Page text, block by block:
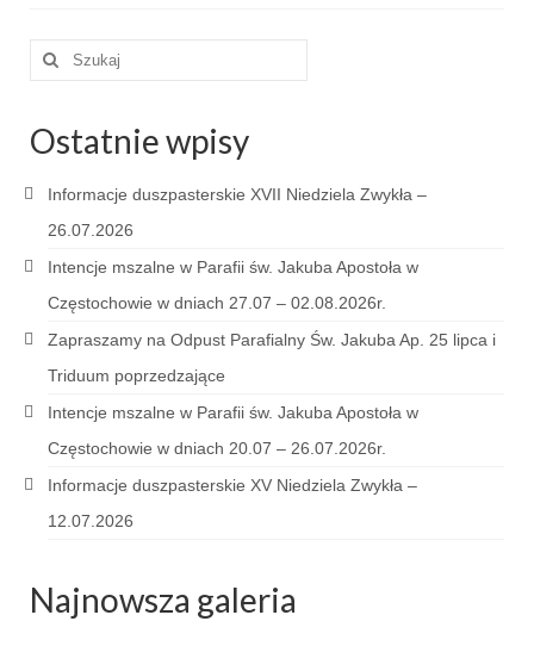
Pracownicy
e-Katolik
Nabożeństwa różne
Pogrzeb katolicki
Sakrament chrztu
Sakrament eucharystii
Sakrament pojednania
Sakrament kapłaństwa
Szuklaj
Ostatnie wpisy
Informacje duszpasterskie XVII Niedziela Zwykła –
26.07.2026
Intencje mszalne w Parafii św. Jakuba Apostoła w
Częstochowie w dniach 27.07 – 02.08.2026r.
Zapraszamy na Odpust Parafialny Św. Jakuba Ap. 25 lipca i
Triduum poprzedzające
Intencje mszalne w Parafii św. Jakuba Apostoła w
Częstochowie w dniach 20.07 – 26.07.2026r.
Informacje duszpasterskie XV Niedziela Zwykła –
12.07.2026
Najnowsza galeria